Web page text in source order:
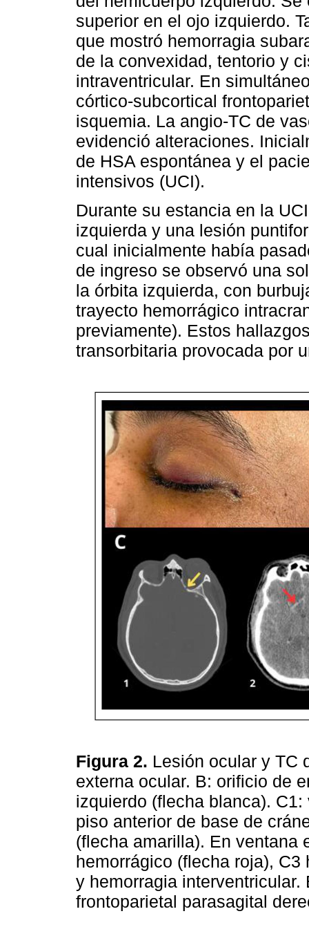
superior en el ojo izquierdo.
que mostró hemorragia
de la convexidad, tentorio y
intraventricular. En
córtico-subcortical
isquemia. La angio-TC de
evidenció alteraciones.
de HSA espontánea y el
intensivos (UCI).
Durante su estancia en la
izquierda y una lesión
cual inicialmente había
de ingreso se observó una
la órbita izquierda, con
trayecto hemorrágico
previamente). Estos
transorbitaria provocada por
Figura 2. Lesión ocular y TC
externa ocular. B: orificio de
izquierdo (flecha blanca).
piso anterior de base de
(flecha amarilla). En ventana
hemorrágico (flecha roja),
y hemorragia
frontoparietal parasagital